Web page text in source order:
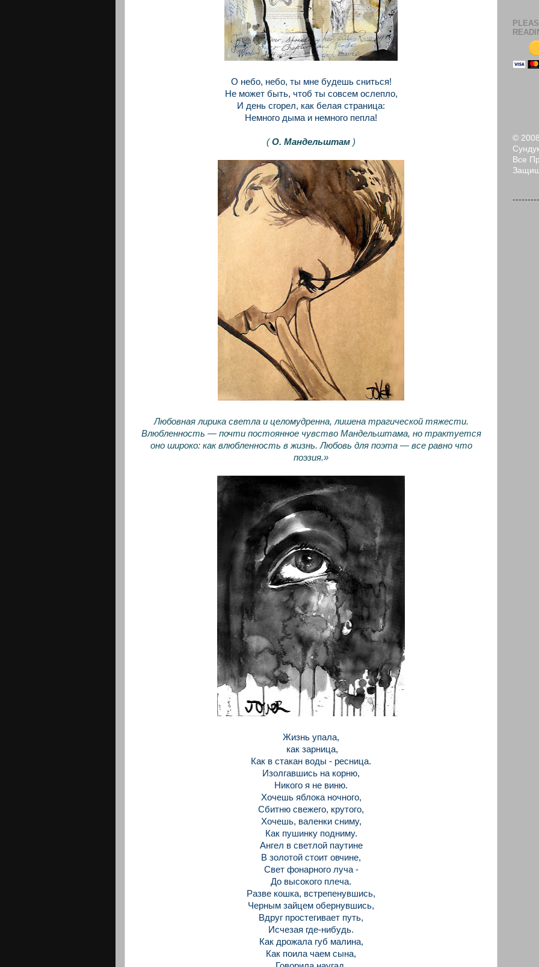
О небо, небо, ты мне будешь сниться!
Не может быть, чтоб ты совсем ослепло,
И день сгорел, как белая страница:
Немного дыма и немного пепла!
(О. Мандельштам )
Любовная лирика светла и целомудренна, лишена трагической тяжести.
Влюбленность — почти постоянное чувство Мандельштама, но трактуется
оно широко: как влюбленность в жизнь. Любовь для поэта — все равно что
поэзия.»
Жизнь упала,
как зарница,
Как в стакан воды - ресница.
Изолгавшись на корню,
Никого я не виню.
Хочешь яблока ночного,
Сбитню свежего, крутого,
Хочешь, валенки сниму,
Как пушинку подниму.
Ангел в светлой паутине
В золотой стоит овчине,
Свет фонарного луча -
До высокого плеча.
Разве кошка, встрепенувшись,
Черным зайцем обернувшись,
Вдруг простегивает путь,
Исчезая где-нибудь.
Как дрожала губ малина,
Как поила чаем сына,
©
Все